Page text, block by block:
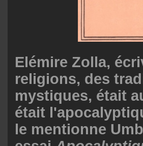
Elémire Zolla,
religions, des
mystiques, était
était
le mentionne